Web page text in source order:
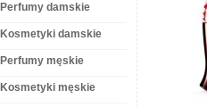
Perfumy damskie
Kosmetyki damskie
Perfumy męskie
Kosmetyki męskie